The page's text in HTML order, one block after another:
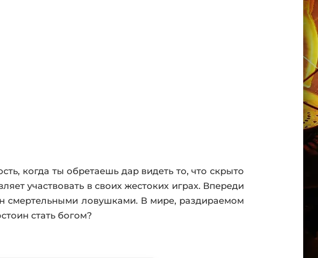
когда ты обретаешь дар видеть то, что скрыто
участвовать в своих жестоких играх. Впереди
смертельными ловушками. В мире, раздираемом
стать богом?